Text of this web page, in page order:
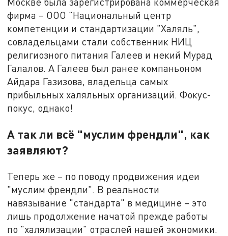
фирма – ООО "Национальный центр
компетенции и стандартизации "Халяль",
совладельцами стали собственник НИЦ
религиозного питания Галеев и некий Мурад
Галалов. А Галеев был ранее компаньоном
Айдара Газизова, владельца самых
прибыльных халяльных организаций. Фокус-
покус, однако!
А так ли всё "муслим френдли", как
заявляют?
Теперь же – по поводу продвижения идеи
"муслим френдли". В реальности
навязывание "стандарта" в медицине – это
лишь продолжение начатой прежде работы
по "халялизации" отраслей нашей экономики.